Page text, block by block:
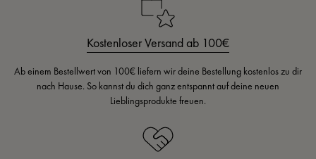
Kostenloser Versand ab 100€
Ab einem Bestellwert von 100€ liefern wir deine Bestellung kostenlos zu dir
nach Hause. So kannst du dich ganz entspannt auf deine neuen
Lieblingsprodukte freuen.